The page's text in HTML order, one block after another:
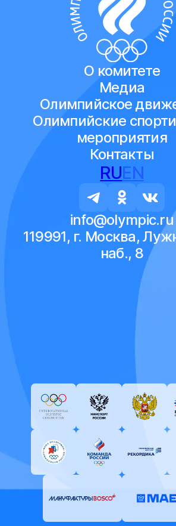
О комитете
Медиа
Олимпийское
Олимпийские
мероприятия
Контакты
RUEN
info@olympic.ru
119991, г. Москва,
наб., 8